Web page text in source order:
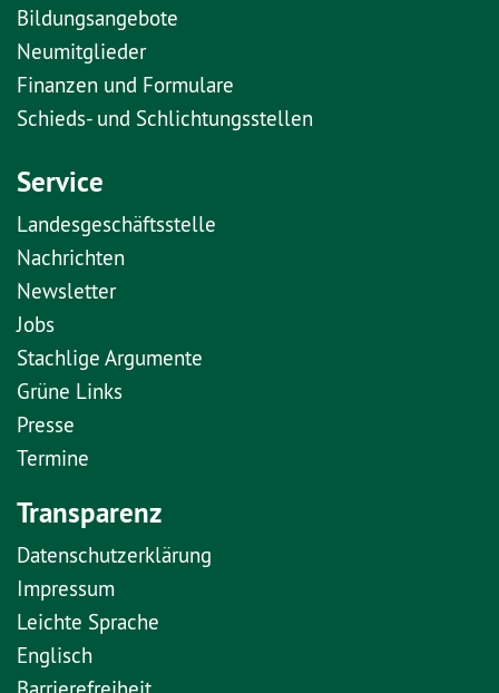
Bildungsangebote
Neumitglieder
Finanzen und Formulare
Schieds- und Schlichtungsstellen
Service
Landesgeschäftsstelle
Nachrichten
Newsletter
Jobs
Stachlige Argumente
Grüne Links
Presse
Termine
Transparenz
Datenschutzerklärung
Impressum
Leichte Sprache
Englisch